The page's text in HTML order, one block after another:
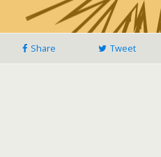
Share Tweet